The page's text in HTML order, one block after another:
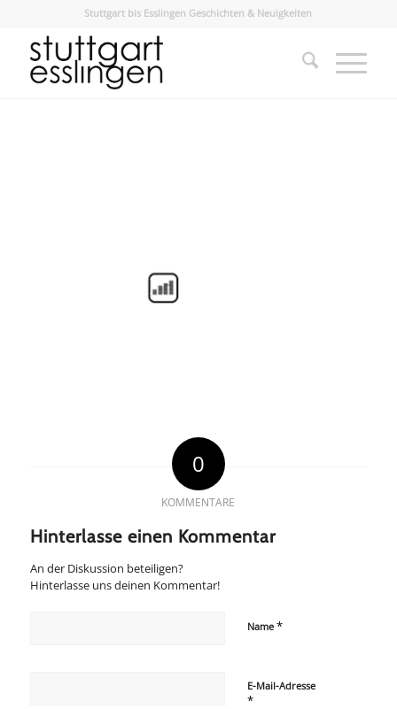
Stuttgart bis Esslingen Geschichten & Neuigkeiten
0
KOMMENTARE
Hinterlasse einen Kommentar
An der Diskussion beteiligen?
Hinterlasse uns deinen Kommentar!
Name *
E-Mail-Adresse
*